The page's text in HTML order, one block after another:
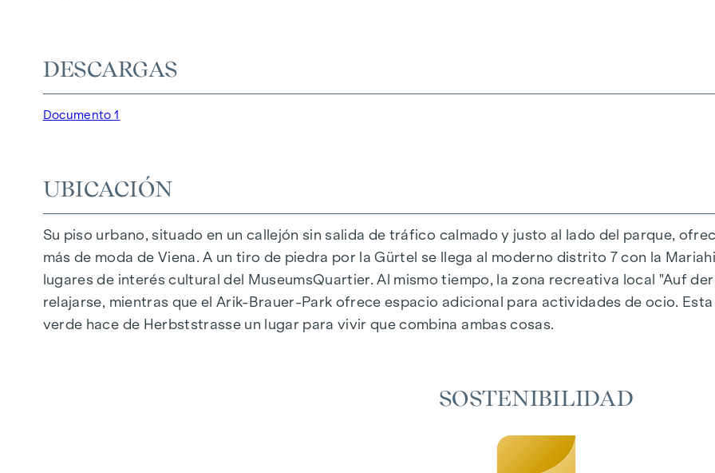
Superficie habitable de aprox. 30 a 130 m²
Pisos de 1 a 4 habitaciones
Grandes alturas
Sistema fotovoltaico en el tejado
Sala común
LLEGAR A CASA
En Herbststrasse le espera una experiencia vital única que combina diseño y comodidad de
caracteriza por materiales cuidadosamente seleccionados que irradian una elegancia atemporal,
DESCARGAS
Documento 1
UBICACIÓN
Su piso urbano, situado en un callejón sin salida de tráfico calmado y justo al lado del parque,
más de moda de Viena. A un tiro de piedra por la Gürtel se llega al moderno distrito 7 con la
lugares de interés cultural del MuseumsQuartier. Al mismo tiempo, la zona recreativa local "Auf
relajarse, mientras que el Arik-Brauer-Park ofrece espacio adicional para actividades de ocio.
verde hace de Herbststrasse un lugar para vivir que combina ambas cosas.
SOSTENIBILIDAD